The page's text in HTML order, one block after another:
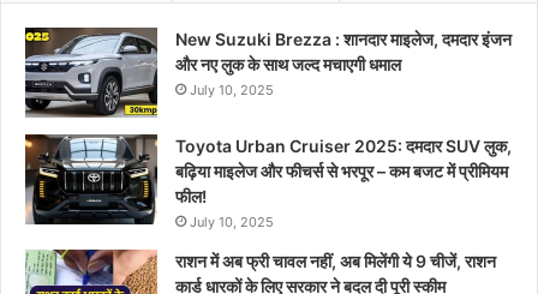
New Suzuki Brezza : शानदार माइलेज, दमदार इंजन
और नए लुक के साथ जल्द मचाएगी धमाल
July 10, 2025
Toyota Urban Cruiser 2025: दमदार SUV लुक,
बढ़िया माइलेज और फीचर्स से भरपूर – कम बजट में प्रीमियम
फील!
July 10, 2025
राशन में अब फ्री चावल नहीं, अब मिलेंगी ये 9 चीजें, राशन
कार्ड धारकों के लिए सरकार ने बदल दी पूरी स्कीम